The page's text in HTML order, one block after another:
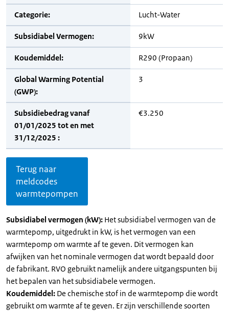
Categorie: Lucht-Water
Subsidiabel Vermogen: 9kW
Koudemiddel: R290 (Propaan)
Global Warming Potential
(GWP):
3
Subsidiebedrag vanaf
01/01/2025 tot en met
31/12/2025 :
€3.250
Terug naar
meldcodes
warmtepompen
Subsidiabel vermogen (kW): Het subsidiabel vermogen van de
warmtepomp, uitgedrukt in kW, is het vermogen van een
warmtepomp om warmte af te geven. Dit vermogen kan
afwijken van het nominale vermogen dat wordt bepaald door
de fabrikant. RVO gebruikt namelijk andere uitgangspunten bij
het bepalen van het subsidiabele vermogen.
Koudemiddel: De chemische stof in de warmtepomp die wordt
gebruikt om warmte af te geven. Er zijn verschillende soorten